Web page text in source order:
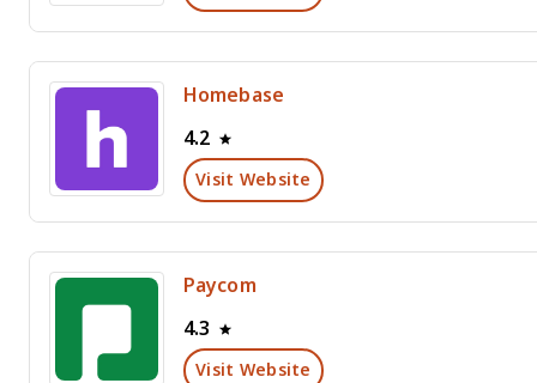
Homebase
4.2
Visit Website
Paycom
4.3
Visit Website